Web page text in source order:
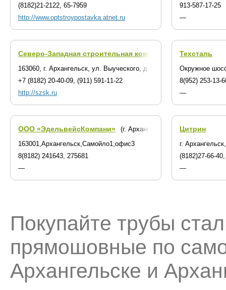
(8182)21-2122, 65-7959
http://www.optstroypostavka.atnet.ru
913-587-17-25
—
Северо-Западная строительная компания
(г. Архангельск)
163060, г. Архангельск, ул. Выуческого, д. 25, оф. 1
+7 (8182) 20-40-09, (911) 591-11-22
http://szsk.ru
Техсталь
Окружное
8(952) 253-13-
—
ООО «ЭдельвейсКомпани»
(г. Архангельск)
163001,Архангельск,Самойло1,офис3
8(8182) 241643, 275681
—
Цитрин
г.
(8182)27-66-
—
Покупайте трубы
прямошовные по
Архангельске и